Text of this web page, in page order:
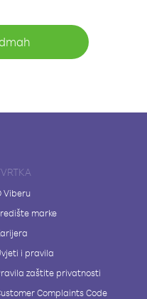
Viberu
marke
i pravila
zaštite privatnosti
Complaints Code